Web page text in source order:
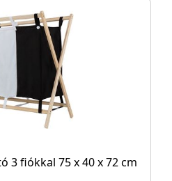
3 fiókkal 75 x 40 x 72 cm